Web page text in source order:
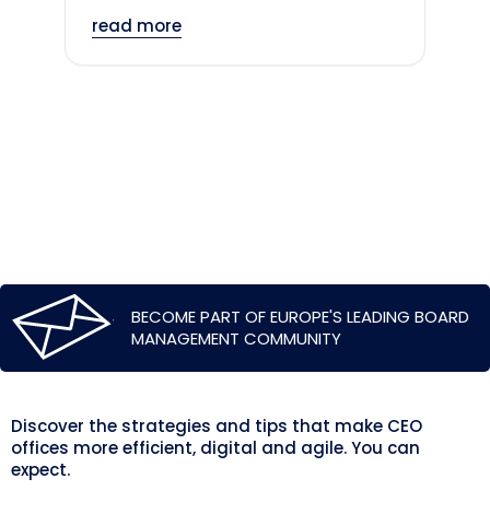
read more
BECOME PART OF EUROPE'S LEADING BOARD
MANAGEMENT COMMUNITY
Discover the strategies and tips that make CEO
offices more efficient, digital and agile. You can
expect.